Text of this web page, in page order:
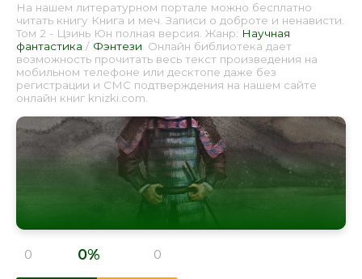
На нашем литературном портале можно бесплатно
читать книгу Книга и меч. Записи о доброте и ненависти.
Том 2 - Цзинь Юн полная версия. Жанр: Научная
фантастика / Фэнтези . Онлайн библиотека дает
возможность прочитать весь текст произведения на
мобильном телефоне или десктопе даже без
регистрации и СМС подтверждения на нашем сайте
онлайн книг knizki.com.
0 0% 0